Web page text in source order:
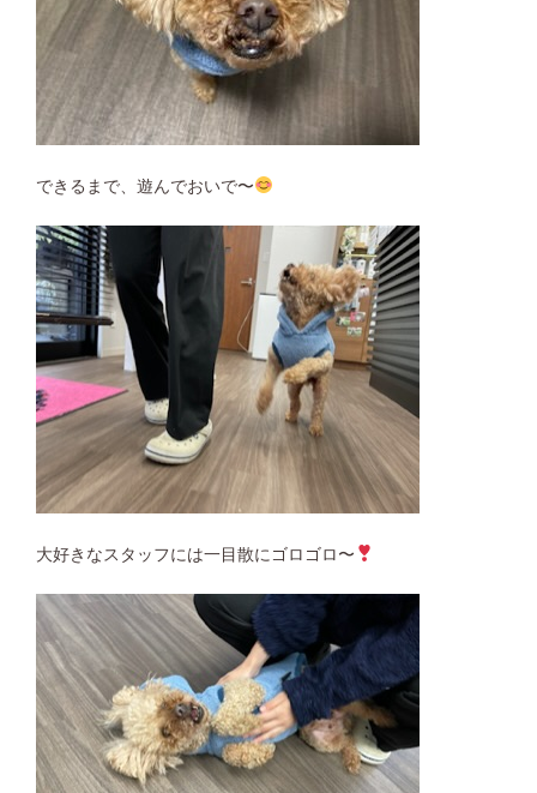
できるまで、遊んでおいで〜
大好きなスタッフには一目散にゴロゴロ〜